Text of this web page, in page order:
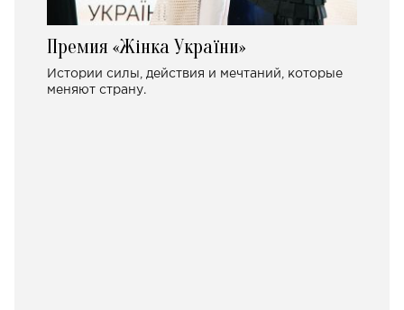
Премия «Жінка України»
Истории силы, действия и мечтаний, которые
меняют страну.